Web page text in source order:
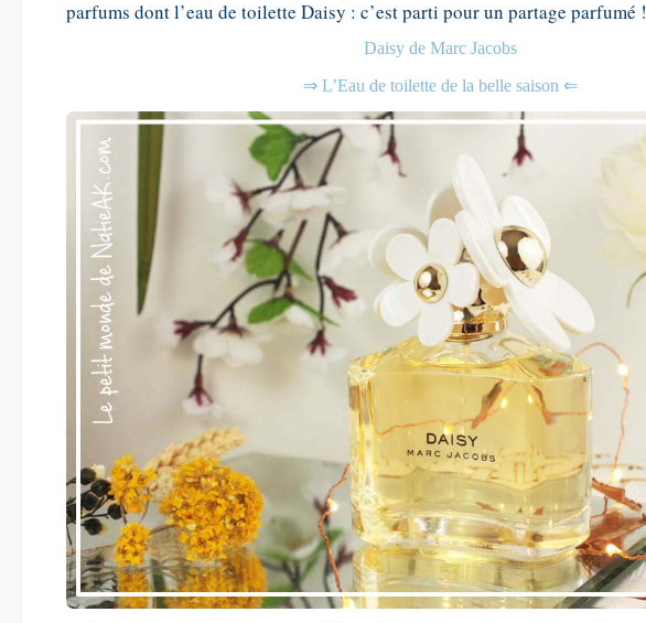
parfums dont l’eau de toilette Daisy : c’est parti pour un partage parfumé !
Daisy de Marc Jacobs
⇒ L’Eau de toilette de la belle saison ⇐